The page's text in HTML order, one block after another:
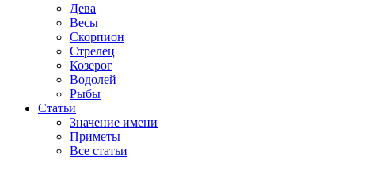
Дева
Весы
Скорпион
Стрелец
Козерог
Водолей
Рыбы
Статьи
Значение имени
Приметы
Все статьи